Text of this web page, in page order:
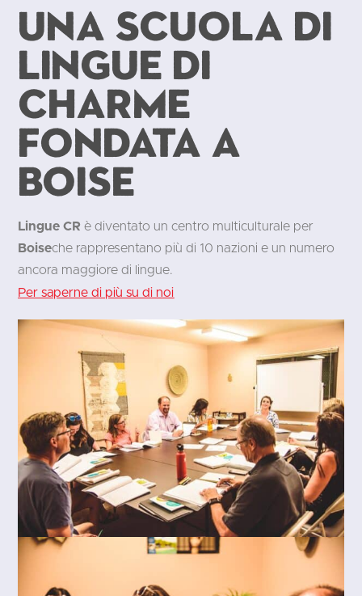
Una scuola di
lingue di
charme
fondata a
Boise
Lingue CR è diventato un centro multiculturale per
Boiseche rappresentano più di 10 nazioni e un numero
ancora maggiore di lingue.
Per saperne di più su di noi